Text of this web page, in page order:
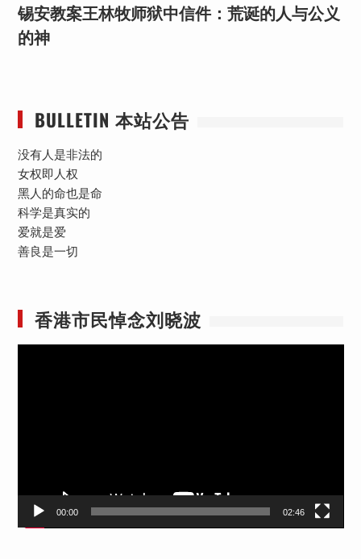
锡安教案王林牧师狱中信件：荒诞的人与公义
的神
BULLETIN 本站公告
没有人是非法的
女权即人权
黑人的命也是命
科学是真实的
爱就是爱
善良是一切
香港市民悼念刘晓波
00:00 02:46